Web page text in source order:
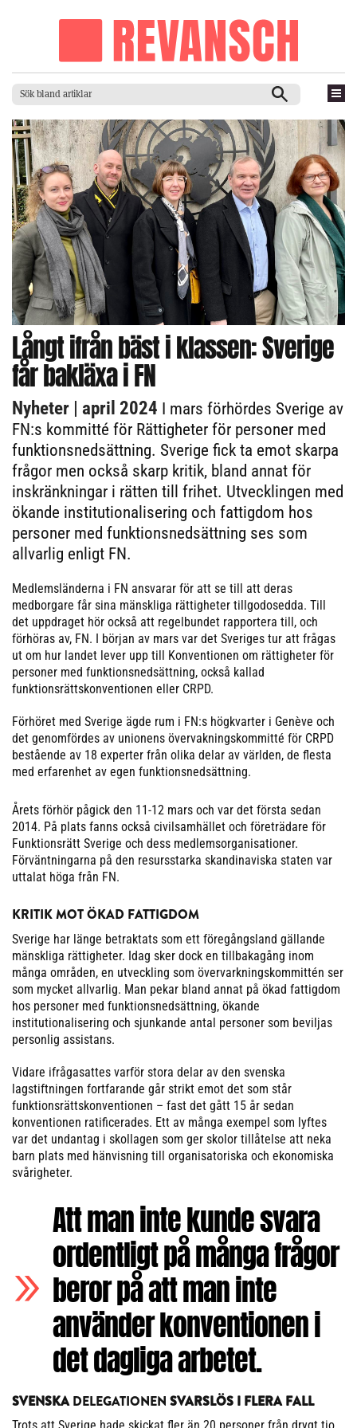
Långt ifrån bäst i klassen: Sverige
får bakläxa i FN
Nyheter | april 2024 I mars förhördes Sverige av
FN:s kommitté för Rättigheter för personer med
funktionsnedsättning. Sverige fick ta emot skarpa
frågor men också skarp kritik, bland annat för
inskränkningar i rätten till frihet. Utvecklingen med
ökande institutionalisering och fattigdom hos
personer med funktionsnedsättning ses som
allvarlig enligt FN.
Medlemsländerna i FN ansvarar för att se till att deras
medborgare får sina mänskliga rättigheter tillgodosedda. Till
det uppdraget hör också att regelbundet rapportera till, och
förhöras av, FN. I början av mars var det Sveriges tur att frågas
ut om hur landet lever upp till Konventionen om rättigheter för
personer med funktionsnedsättning, också kallad
funktionsrättskonventionen eller CRPD.
Förhöret med Sverige ägde rum i FN:s högkvarter i Genève och
det genomfördes av unionens övervakningskommitté för CRPD
bestående av 18 experter från olika delar av världen, de flesta
med erfarenhet av egen funktionsnedsättning.
Årets förhör pågick den 11-12 mars och var det första sedan
2014. På plats fanns också civilsamhället och företrädare för
Funktionsrätt Sverige och dess medlemsorganisationer.
Förväntningarna på den resursstarka skandinaviska staten var
uttalat höga från FN.
KRITIK MOT ÖKAD FATTIGDOM
Sverige har länge betraktats som ett föregångsland gällande
mänskliga rättigheter. Idag sker dock en tillbakagång inom
många områden, en utveckling som övervarkningskommittén ser
som mycket allvarlig. Man pekar bland annat på ökad fattigdom
hos personer med funktionsnedsättning, ökande
institutionalisering och sjunkande antal personer som beviljas
personlig assistans.
Vidare ifrågasattes varför stora delar av den svenska
lagstiftningen fortfarande går strikt emot det som står
funktionsrättskonventionen – fast det gått 15 år sedan
konventionen ratificerades. Ett av många exempel som lyftes
var det undantag i skollagen som ger skolor tillåtelse att neka
barn plats med hänvisning till organisatoriska och ekonomiska
svårigheter.
Att man inte kunde svara
ordentligt på många frågor
beror på att man inte
använder konventionen i
det dagliga arbetet.
SVENSKADELEGATIONEN SVARSLÖS I FLERA FALL